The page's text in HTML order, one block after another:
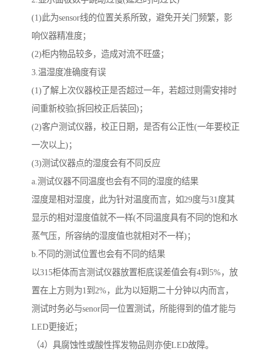
(1)此为sensor线的位置关系所致，避免开关门频繁，影
响仪器精准度；
(2)柜内物品较多，造成对流不旺盛；
3.温湿度准确度有误
(1)了解上次仪器校正是否超过一年，若超过则需安排时
间重新校验(拆回校正后装回)；
(2)客户测试仪器，校正日期，是否有公正性(一年要校正
一次以上)；
(3)测试仪器点的湿度会有不同反应
a.测试仪器不同温度也会有不同的湿度的结果
湿度是相对湿度，此为针对温度而言，如29度与31度其
显示的相对湿度值就不一样(不同温度具有不同的饱和水
蒸气压，所容纳的湿度值也就相对不一样)；
b.不同的测试位置也会有不同的结果
以315柜体而言测试仪器放置柜底误差值会有4到5%，放
置在上方则为1到2%，此为以短期二十分钟以内而言，
测试时务必与senor同一位置测试，所能得到的值才能与
LED更接近；
（4）具腐蚀性或酸性挥发物品则亦使LED故障。